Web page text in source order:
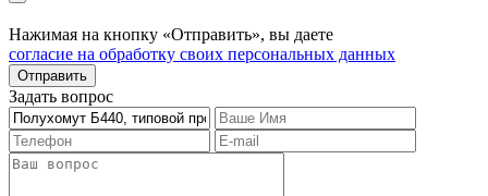
Нажимая на кнопку «Отправить», вы даете
согласие на обработку своих персональных данных
Отправить
Задать вопрос